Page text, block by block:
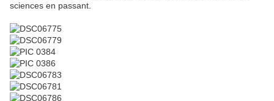
sciences en passant.